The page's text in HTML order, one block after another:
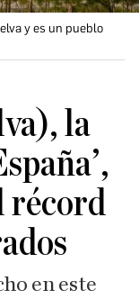
y es un pueblo
la
récord
en este